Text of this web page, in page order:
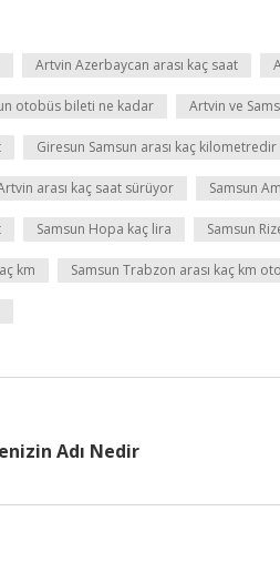
Artvin Azerbaycan arası kaç saat
otobüs bileti ne kadar Artvin ve
Giresun Samsun arası kaç kilometredir
arası kaç saat sürüyor Samsun
Samsun Hopa kaç lira Samsun
km Samsun Trabzon arası kaç km
Adı Nedir